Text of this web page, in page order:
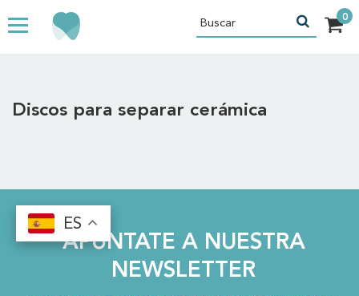
Discos para separar cerámica
APÚNTATE A NUESTRA
NEWSLETTER
ES
ES